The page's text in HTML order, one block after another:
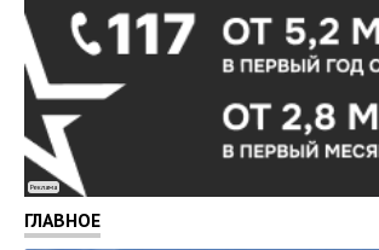
Реклама
ГЛАВНОЕ